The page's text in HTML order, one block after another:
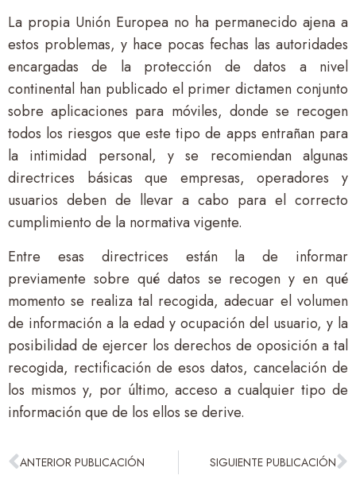
La propia Unión Europea no ha permanecido ajena a
estos problemas, y hace pocas fechas las autoridades
encargadas de la protección de datos a nivel
continental han publicado el primer dictamen conjunto
sobre aplicaciones para móviles, donde se recogen
todos los riesgos que este tipo de apps entrañan para
la intimidad personal, y se recomiendan algunas
directrices básicas que empresas, operadores y
usuarios deben de llevar a cabo para el correcto
cumplimiento de la normativa vigente.
Entre esas directrices están la de informar
previamente sobre qué datos se recogen y en qué
momento se realiza tal recogida, adecuar el volumen
de información a la edad y ocupación del usuario, y la
posibilidad de ejercer los derechos de oposición a tal
recogida, rectificación de esos datos, cancelación de
los mismos y, por último, acceso a cualquier tipo de
información que de los ellos se derive.
ANTERIOR PUBLICACIÓN SIGUIENTE PUBLICACIÓN